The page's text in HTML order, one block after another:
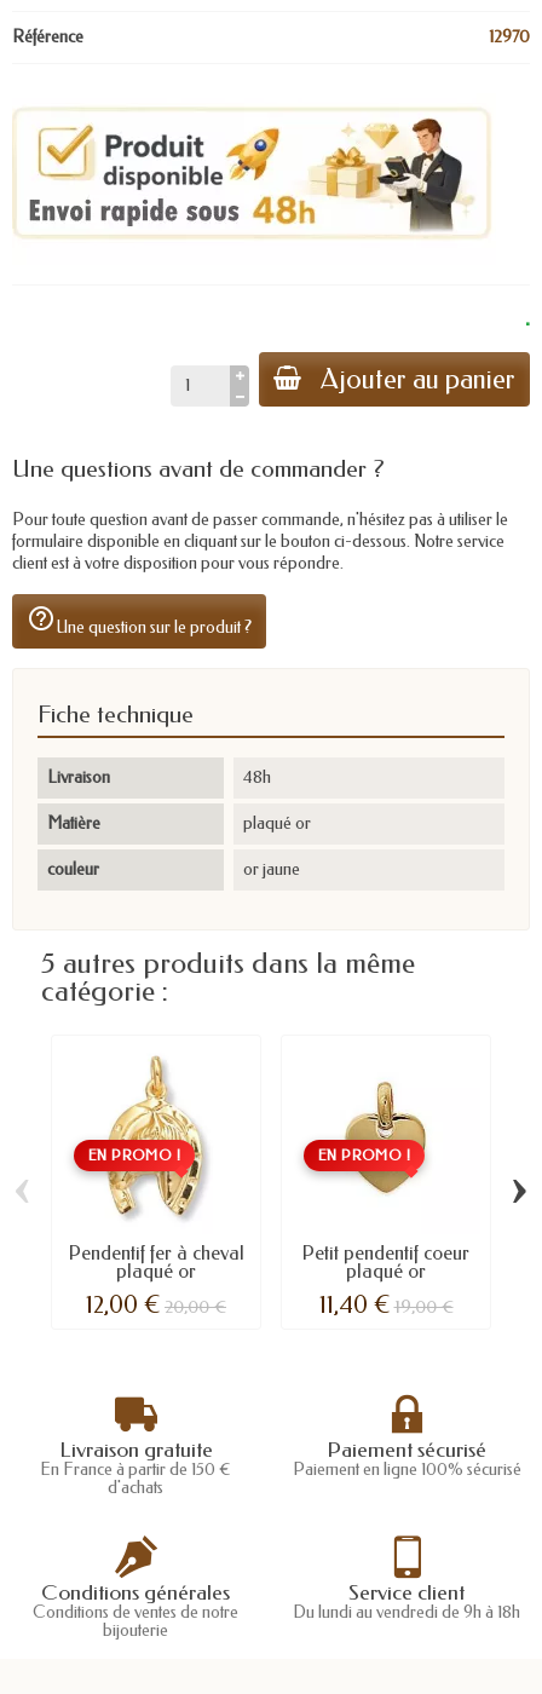
Référence 12970
.
Ajouter au panier
Une questions avant de commander ?
Pour toute question avant de passer commande, n'hésitez pas à utiliser le
formulaire disponible en cliquant sur le bouton ci-dessous. Notre service
client est à votre disposition pour vous répondre.
help_outlineUne question sur le produit ?
Fiche technique
Livraison 48h
Matière plaqué or
couleur or jaune
5 autres produits dans la même
catégorie :
EN PROMO !
Pendentif fer à cheval
plaqué or
12,00 € 20,00 €
EN PROMO !
Petit pendentif coeur
plaqué or
11,40 €19,00 €
‹ ›
Livraison gratuite
En France à partir de 150 €
d'achats
Paiement sécurisé
Paiement en ligne 100% sécurisé
Conditions générales
Conditions de ventes de notre
bijouterie
Service client
Du lundi au vendredi de 9h à 18h